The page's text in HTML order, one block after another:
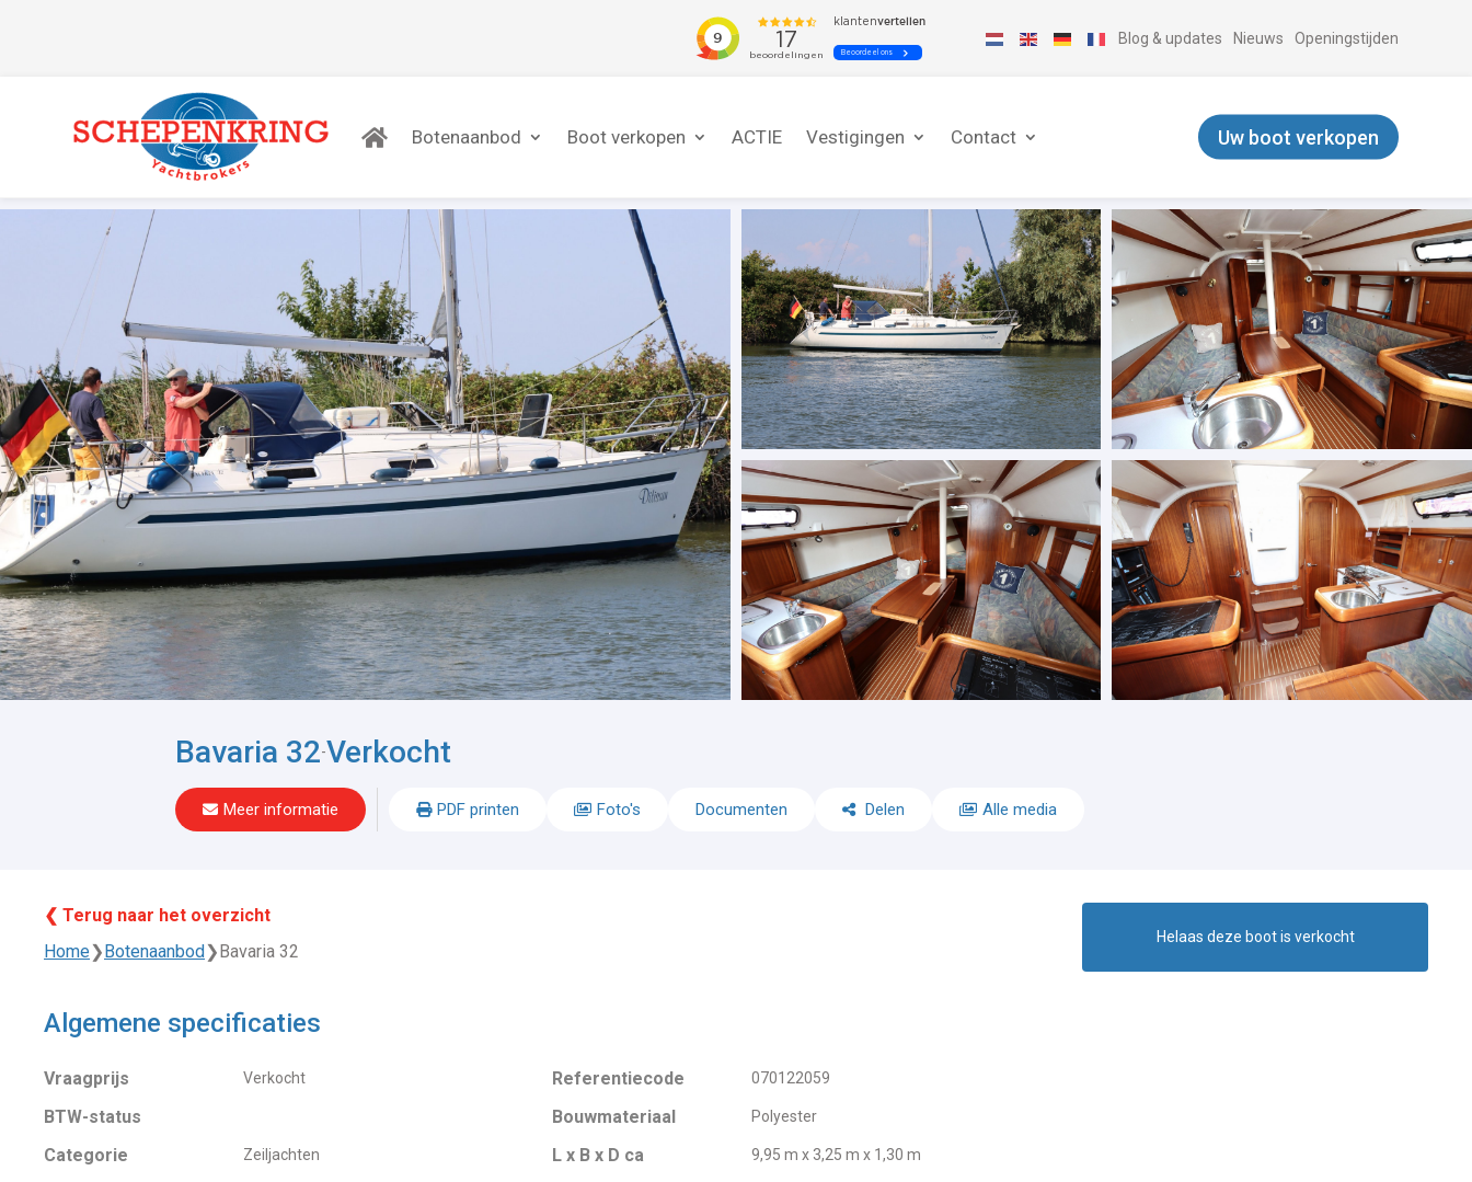
Blog & updates Nieuws Openingstijden
Botenaanbod Boot verkopen ACTIE Vestigingen Contact Uw boot verkopen
Bavaria 32-Verkocht
Meer informatie PDF printen Foto's Documenten Delen Alle media
❮ Terug naar het overzicht
Home❯Botenaanbod❯Bavaria 32
Algemene specificaties
Vraagprijs Verkocht
BTW-status
Categorie
Zeiljachten
Referentiecode 070122059
Bouwmateriaal Polyester
L x B x D ca 9,95 m x 3,25 m x 1,30 m
Helaas deze boot is verkocht